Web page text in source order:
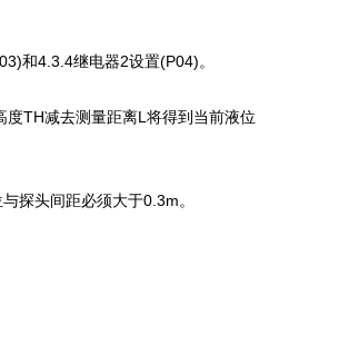
和4.3.4继电器2设置(P04)。
TH减去测量距离L将得到当前液位
探头间距必须大于0.3m。